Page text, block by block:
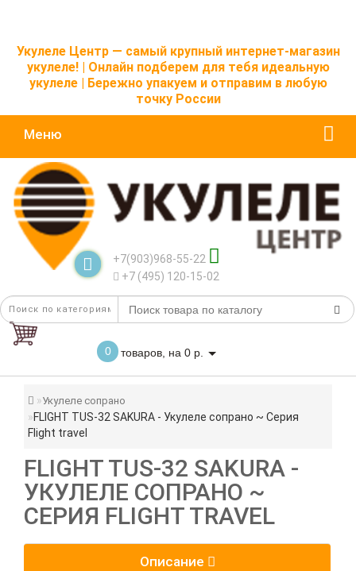
Укулеле Центр — самый крупный интернет-магазин
укулеле! | Онлайн подберем для тебя идеальную
укулеле | Бережно упакуем и отправим в любую
точку России
Меню
+7(903)968-55-22
+7 (495) 120-15-02
0 товаров, на 0 р.
Укулеле сопрано
FLIGHT TUS-32 SAKURA - Укулеле сопрано ~ Серия
Flight travel
FLIGHT TUS-32 SAKURA -
УКУЛЕЛЕ СОПРАНО ~
СЕРИЯ FLIGHT TRAVEL
Описание